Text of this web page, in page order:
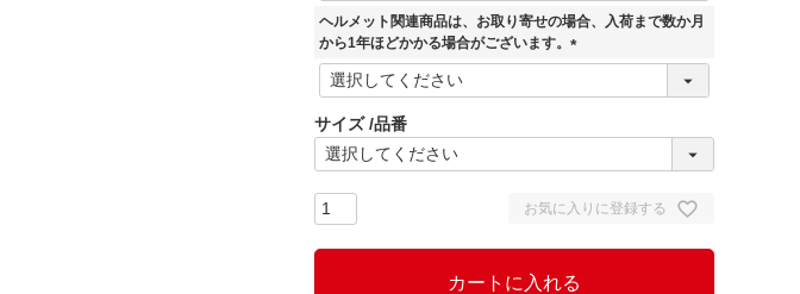
須
)
ヘルメット関連商品は、お取り寄せの場合、入荷まで数か月
から1年ほどかかる場合がございます。
(
)
サイズ 品番
お気に入りに登録する
カートに入れる